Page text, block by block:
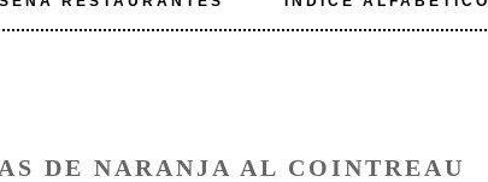
DE NARANJA AL COINTREAU